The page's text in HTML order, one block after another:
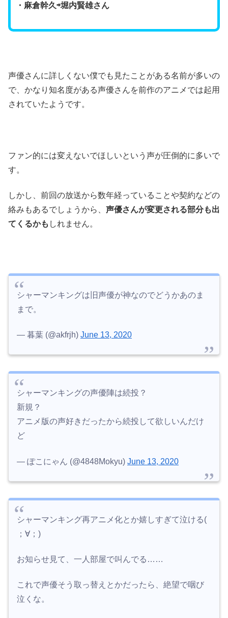
・麻倉幹久⇨堀内賢雄さん
声優さんに詳しくない僕でも見たことがある名前が多いの
で、かなり知名度がある声優さんを前作のアニメでは起用
されていたようです。
ファン的には変えないでほしいという声が圧倒的に多いで
す。
しかし、前回の放送から数年経っていることや契約などの
絡みもあるでしょうから、 声優さんが変更される部分も出
てくるかも しれません。
シャーマンキングは旧声優が神なのでどうかあのま
まで。
— 暮葉 (@akfrjh) June 13, 2020
シャーマンキングの声優陣は続投？
新規？
アニメ版の声好きだったから続投して欲しいんだけ
ど
— ぽこにゃん (@4848Mokyu) June 13, 2020
シャーマンキング再アニメ化とか嬉しすぎて泣ける(
；∀；)
お知らせ見て、一人部屋で叫んでる……
これで声優そう取っ替えとかだったら、絶望で咽び
泣くな。